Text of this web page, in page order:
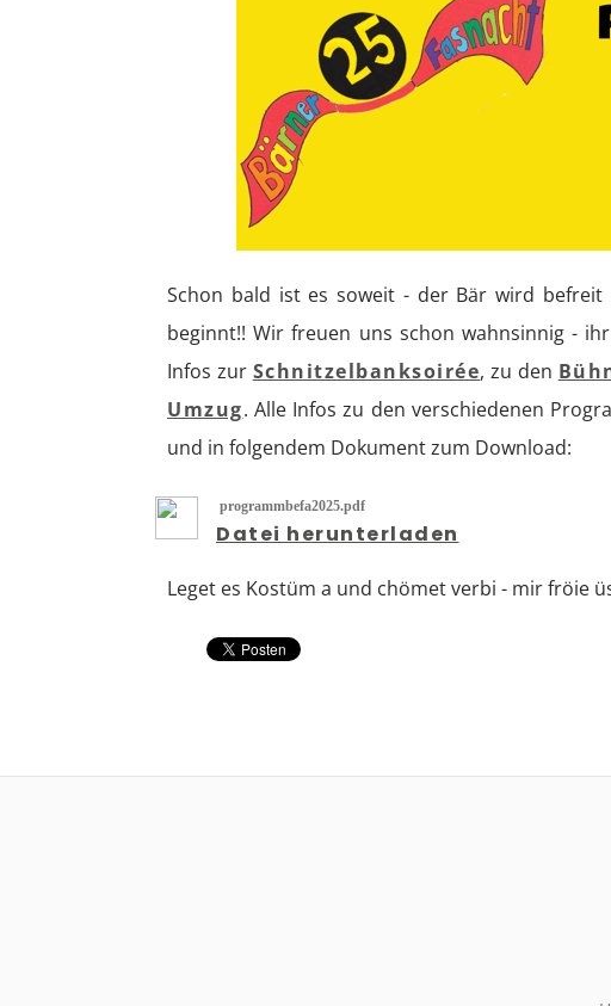
Schon bald ist es soweit - der Bär wird
beginnt!! Wir freuen uns schon wahnsinnig -
Infos zur Schnitzelbanksoirée, zu den
Umzug. Alle Infos zu den verschiedenen
und in folgendem Dokument zum Download:
programmbefa2025.pdf
Datei herunterladen
Leget es Kostüm a und chömet verbi - mir fröie